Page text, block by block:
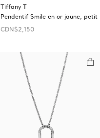
Tiffany T
Pendentif Smile en or jaune, petit
CDN$2,150